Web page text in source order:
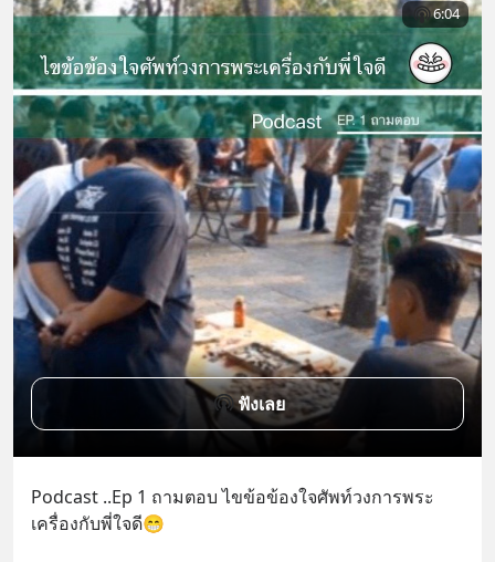
6:04
ฟังเลย
Podcast ..Ep 1 ถามตอบ ไขข้อข้องใจศัพท์วงการพระ
เครื่องกับพี่ใจดี😁